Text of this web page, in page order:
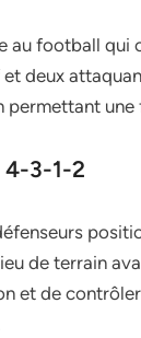
football qui
deux
4-3-1-2
de terrain
et de